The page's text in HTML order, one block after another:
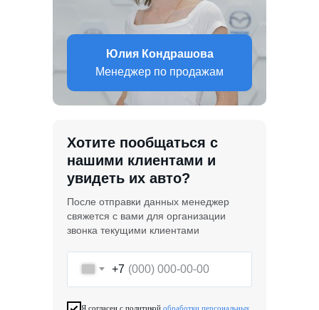
+7
Я согласен с политикой обработки персональных
Хотите пообщаться с
нашими клиентами и
увидеть их авто?
После отправки данных менеджер
свяжется с вами для организации
звонка текущими клиентами
Юлия Кондрашова
Менеджер по продажам